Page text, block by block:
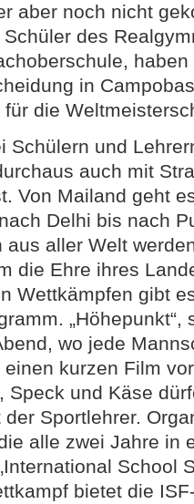
aber noch nicht
des
in
die
Schülern und
auch mit
Von Mailand geht
Delhi bis nach
aus aller Welt
die Ehre ihres
Wettkämpfen gibt
„Höhepunkt“,
wo jede
einen kurzen Film
Speck und Käse
Sportlehrer.
alle zwei Jahre in
School
bietet die